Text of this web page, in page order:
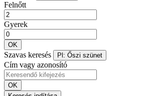
Felnőtt
Gyerek
OK
Szavas keresés Pl: Őszi szünet
Cím vagy azonosító
OK